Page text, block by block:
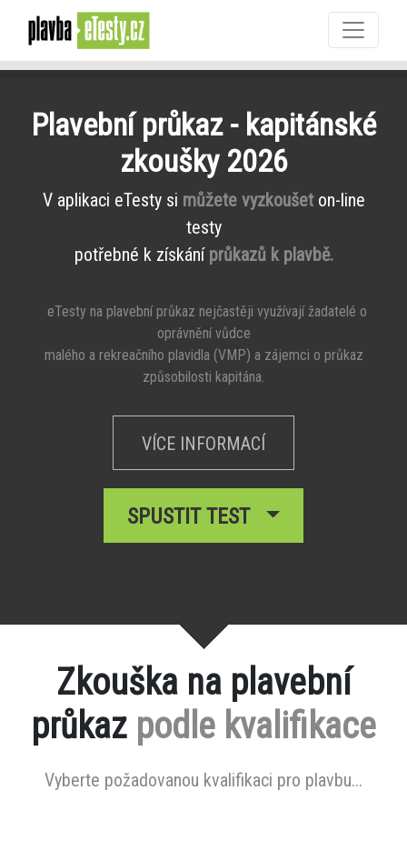
Plavební průkaz - kapitánské
zkoušky 2026
V aplikaci eTesty si můžete vyzkoušeton-line
testy
potřebné k získání průkazů k plavbě.
eTesty na plavební průkaz nejčastěji využívají žadatelé o
oprávnění vůdce
malého a rekreačního plavidla (VMP) a zájemci o průkaz
způsobilosti kapitána.
VÍCE INFORMACÍ
SPUSTIT TEST
Zkouška na plavební
průkaz podle kvalifikace
Vyberte požadovanou kvalifikaci pro plavbu...